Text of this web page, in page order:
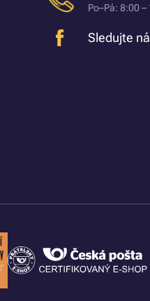
Po–Pá: 8:00 –
Sledujte